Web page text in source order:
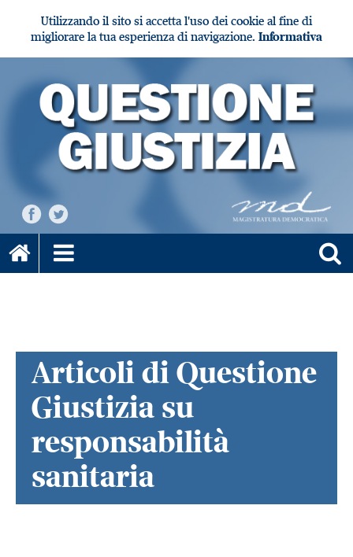
Utilizzando il sito si accetta l'uso dei cookie al fine di
migliorare la tua esperienza di navigazione. Informativa
Articoli di Questione
Giustizia su
responsabilità
sanitaria